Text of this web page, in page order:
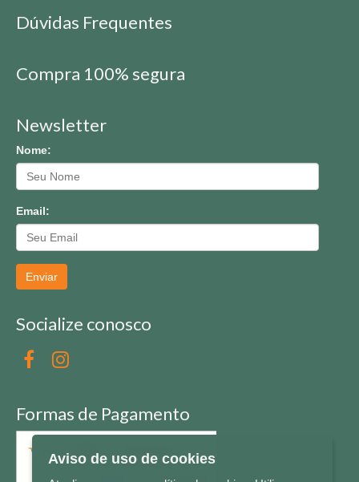
Dúvidas Frequentes
Compra 100% segura
Newsletter
Nome:
Email:
Enviar
Socialize conosco
Formas de Pagamento
Aviso de uso de cookies